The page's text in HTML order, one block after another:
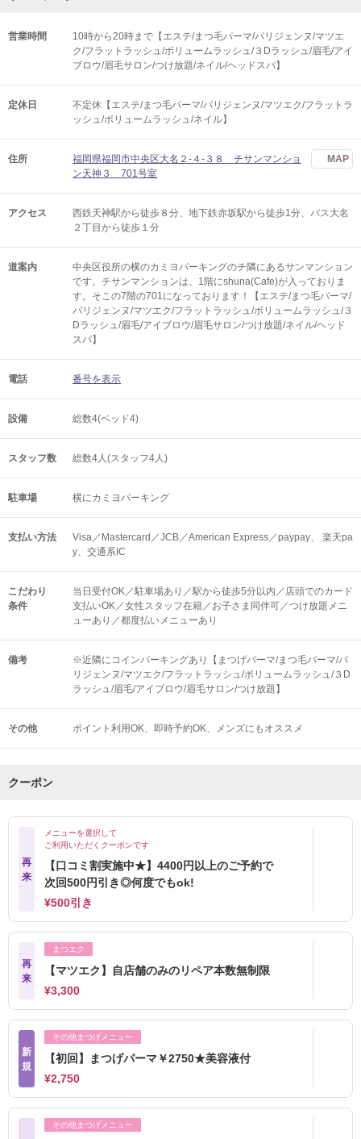
営業時間
10時から20時まで【エステ/まつ毛パーマ/パリジェンヌ/マツエ
ク/フラットラッシュ/ボリュームラッシュ/３Dラッシュ/眉毛/アイ
ブロウ/眉毛サロン/つけ放題/ネイル/ヘッドスパ】
定休日
不定休【エステ/まつ毛パーマ/パリジェンヌ/マツエク/フラットラ
ッシュ/ボリュームラッシュ/ネイル】
住所
福岡県福岡市中央区大名２-４-３８ チサンマンショ
ン天神３ 701号室
MAP
アクセス
西鉄天神駅から徒歩８分、地下鉄赤坂駅から徒歩1分、バス大名
２丁目から徒歩１分
道案内
中央区役所の横のカミヨパーキングのチ隣にあるサンマンション
です。チサンマンションは、1階にshuna(Cafe)が入っておりま
す。そこの7階の701になっております！【エステ/まつ毛パーマ/
パリジェンヌ/マツエク/フラットラッシュ/ボリュームラッシュ/３
Dラッシュ/眉毛/アイブロウ/眉毛サロン/つけ放題/ネイル/ヘッド
スパ】
電話 番号を表示
設備 総数4(ベッド4)
スタッフ数 総数4人(スタッフ4人)
駐車場 横にカミヨパーキング
支払い方法
Visa／Mastercard／JCB／American Express／paypay、 楽天pa
y、交通系IC
こだわり
条件
当日受付OK／駐車場あり／駅から徒歩5分以内／店頭でのカード
支払いOK／女性スタッフ在籍／お子さま同伴可／つけ放題メニ
ューあり／都度払いメニューあり
備考
※近隣にコインパーキングあり【まつげパーマ/まつ毛パーマ/パ
リジェンヌ/マツエク/フラットラッシュ/ボリュームラッシュ/３D
ラッシュ/眉毛/アイブロウ/眉毛サロン/つけ放題】
その他 ポイント利用OK 即時予約OK メンズにもオススメ
クーポン
再
来
メニューを選択して
ご利用いただくクーポンです
【口コミ割実施中★】4400円以上のご予約で
次回500円引き◎何度でもok!
¥500引き
再
来
まつエク
【マツエク】自店舗のみのリペア本数無制限
¥3,300
新
規
その他まつげメニュー
【初回】まつげパーマ￥2750★美容液付
¥2,750
その他まつげメニュー